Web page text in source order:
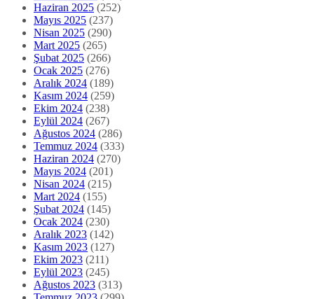
Haziran 2025 (252)
Mayıs 2025 (237)
Nisan 2025 (290)
Mart 2025 (265)
Şubat 2025 (266)
Ocak 2025 (276)
Aralık 2024 (189)
Kasım 2024 (259)
Ekim 2024 (238)
Eylül 2024 (267)
Ağustos 2024 (286)
Temmuz 2024 (333)
Haziran 2024 (270)
Mayıs 2024 (201)
Nisan 2024 (215)
Mart 2024 (155)
Şubat 2024 (145)
Ocak 2024 (230)
Aralık 2023 (142)
Kasım 2023 (127)
Ekim 2023 (211)
Eylül 2023 (245)
Ağustos 2023 (313)